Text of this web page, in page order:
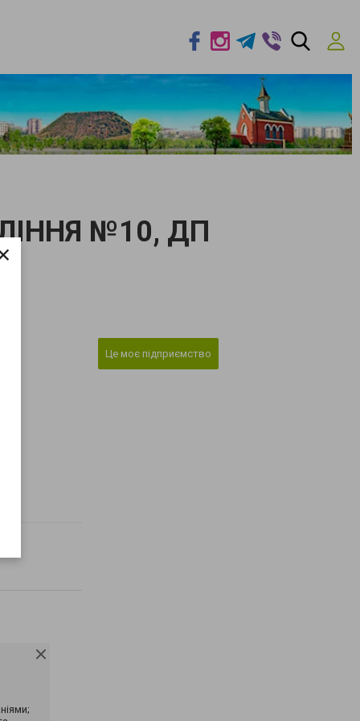
№10, ДП
Це моє підприємство